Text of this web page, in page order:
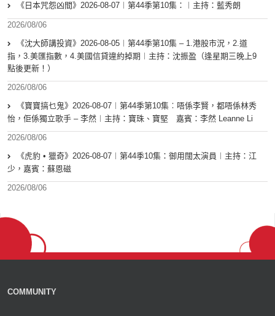
《日本咒怨凶間》2026-08-07︱第44季第10集：︱主持：藍秀朗
2026/08/06
《沈大師講投資》2026-08-05︱第44季第10集 – 1.港股市況，2.道
指，3.美匯指數，4.美國信貸違約掉期︱主持：沈振盈（逢星期三晚上9
點後更新！）
2026/08/06
《寶寶搞乜鬼》2026-08-07︱第44季第10集︰唔係李賢，都唔係林秀
怡，佢係獨立歌手 – 李然︱主持：寶珠、寶堅 嘉賓：李然 Leanne Li
2026/08/06
《虎豹 • 獵奇》2026-08-07︱第44季10集：御用闊太演員︱主持：江
少，嘉賓：蘇恩磁
2026/08/06
COMMUNITY